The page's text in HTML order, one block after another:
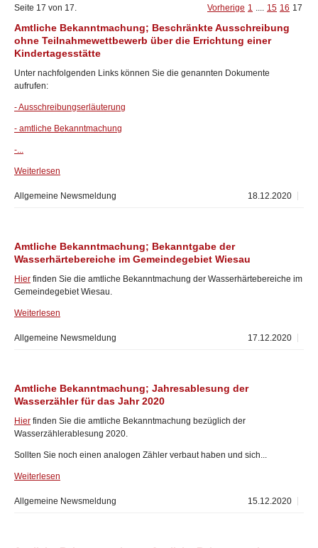
Seite 17 von 17.
Vorherige 1 .... 15 16 17
Amtliche Bekanntmachung; Beschränkte Ausschreibung
ohne Teilnahmewettbewerb über die Errichtung einer
Kindertagesstätte
Unter nachfolgenden Links können Sie die genannten Dokumente
aufrufen:
- Ausschreibungserläuterung
- amtliche Bekanntmachung
-...
Weiterlesen
18.12.2020
Allgemeine Newsmeldung
Amtliche Bekanntmachung; Bekanntgabe der
Wasserhärtebereiche im Gemeindegebiet Wiesau
Hier finden Sie die amtliche Bekanntmachung der Wasserhärtebereiche im
Gemeindegebiet Wiesau.
Weiterlesen
17.12.2020
Allgemeine Newsmeldung
Amtliche Bekanntmachung; Jahresablesung der
Wasserzähler für das Jahr 2020
Hier finden Sie die amtliche Bekanntmachung bezüglich der
Wasserzählerablesung 2020.
Sollten Sie noch einen analogen Zähler verbaut haben und sich...
Weiterlesen
15.12.2020
Allgemeine Newsmeldung